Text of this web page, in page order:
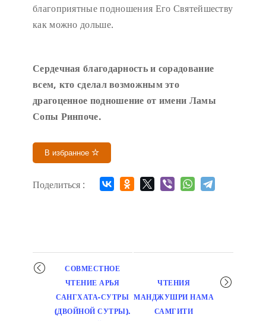
благоприятные подношения Его Святейшеству
как можно дольше.
Сердечная благодарность и сорадование
всем, кто сделал возможным это
драгоценное подношение от имени Ламы
Сопы Ринпоче.
В избранное
Поделиться :
Мероприятие
навигация
СОВМЕСТНОЕ
ЧТЕНИЕ АРЬЯ
САНГХАТА-СУТРЫ
(ДВОЙНОЙ СУТРЫ).
ЧТЕНИЯ
МАНДЖУШРИ НАМА
САМГИТИ